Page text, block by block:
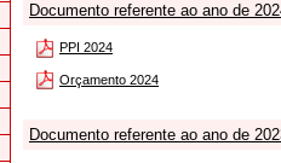
Documento referente ao ano de
PPI 2024
Orçamento 2024
Documento referente ao ano de